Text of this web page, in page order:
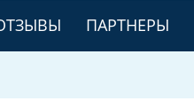
ПАРТНЕРЫ